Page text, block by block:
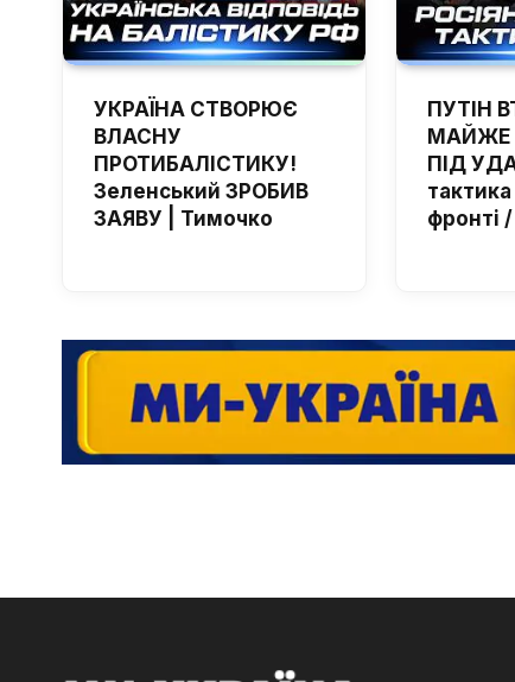
УКРАЇНА СТВОРЮЄ
ВЛАСНУ
ПРОТИБАЛІСТИКУ!
Зеленський ЗРОБИВ
ЗАЯВУ | Тимочко
ПУТІН
МАЙЖЕ
ПІД
тактика
фронті